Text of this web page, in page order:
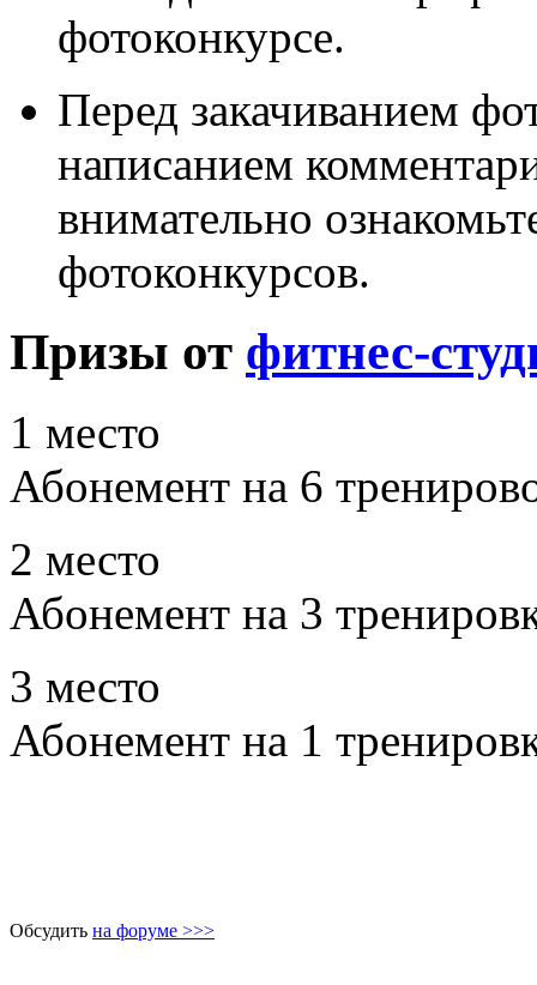
фотоконкурсе.
Перед закачиванием
написанием
внимательно
фотоконкурсов.
Призы от фитнес-
1 место
Абонемент на 6
2 место
Абонемент на 3
3 место
Абонемент на 1
Обсудить на форуме >>>